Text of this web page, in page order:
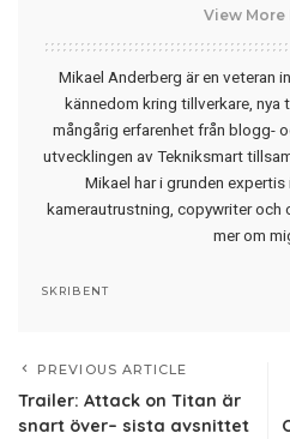
View More
Mikael Anderberg är en veteran
kännedom kring tillverkare, nya
mångårig erfarenhet från blogg-
utvecklingen av Tekniksmart
Mikael har i grunden
kamerautrustning, copywriter och
mer om
SKRIBENT
PREVIOUS ARTICLE
Trailer: Attack on Titan är
snart över– sista avsnittet